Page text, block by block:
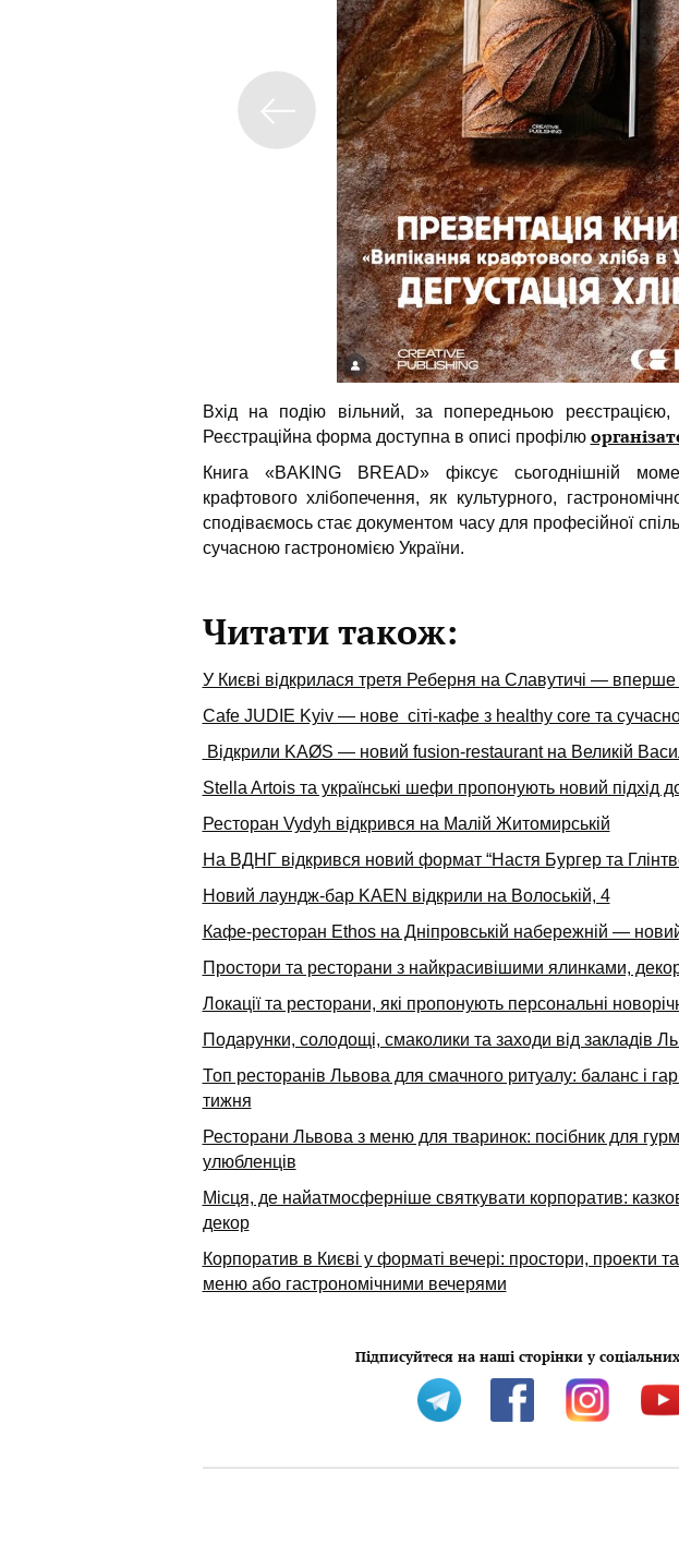
Вхід на подію вільний, за попередньою реєстрацією,
Реєстраційна форма доступна в описі профілю
Книга «BAKING BREAD» фіксує сьогоднішній
крафтового хлібопечення, як культурного,
сподіваємось стає документом часу для професійної
сучасною гастрономією України.
Читати також:
У Києві відкрилася третя Реберня на Славутичі — вперше
Cafe JUDIE Kyiv — нове сіті-кафе з healthy core та
Відкрили KAØS — новий fusion-restaurant на Великій
Stella Artois та українські шефи пропонують новий підхід
Ресторан Vydyh відкрився на Малій Житомирській
На ВДНГ відкрився новий формат “Настя Бургер та
Новий лаундж-бар KAEN відкрили на Волоській, 4
Кафе-ресторан Ethos на Дніпровській набережній —
Простори та ресторани з найкрасивішими ялинками,
Локації та ресторани, які пропонують персональні
Подарунки, солодощі, смаколики та заходи від закладів
Топ ресторанів Львова для смачного ритуалу: баланс і
тижня
Ресторани Львова з меню для тваринок: посібник для
улюбленців
Місця, де найатмосферніше святкувати корпоратив:
декор
Корпоратив в Києві у форматі вечері: простори, проекти
меню або гастрономічними вечерями
Підписуйтеся на наші сторінки у